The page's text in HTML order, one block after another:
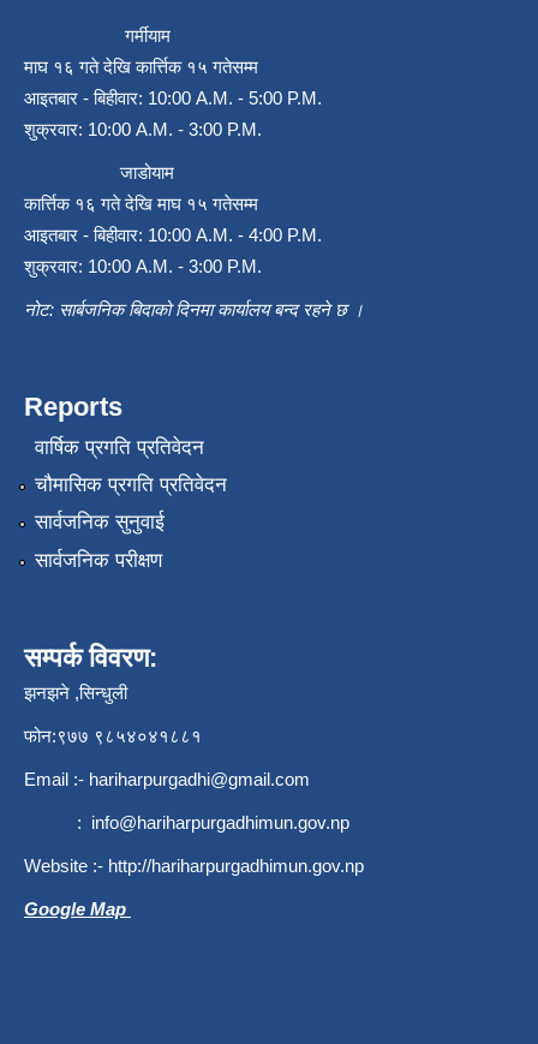
गर्मीयाम
माघ १६ गते देखि कार्त्तिक १५ गतेसम्म
आइतबार - बिहीवार: 10:00 A.M. - 5:00 P.M.
शुक्रवार: 10:00 A.M. - 3:00 P.M.
जाडोयाम
कार्त्तिक १६ गते देखि माघ १५ गतेसम्म
आइतबार - बिहीवार: 10:00 A.M. - 4:00 P.M.
शुक्रवार: 10:00 A.M. - 3:00 P.M.
नोट: सार्बजनिक बिदाको दिनमा कार्यालय बन्द रहने छ ।
Reports
वार्षिक प्रगति प्रतिवेदन
चौमासिक प्रगति प्रतिवेदन
सार्वजनिक सुनुवाई
सार्वजनिक परीक्षण
सम्पर्क विवरण:
झनझने ,सिन्धुली
फोन:९७७ ९८५४०४१८८१
Email :- hariharpurgadhi@gmail.com
: info@hariharpurgadhimun.gov.np
Website :- http://hariharpurgadhimun.gov.np
Google Map